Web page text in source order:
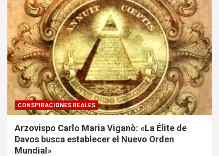
CONSPIRACIONES REALES
Arzovispo Carlo Maria Viganò: «La Élite de
Davos busca establecer el Nuevo Orden
Mundial»